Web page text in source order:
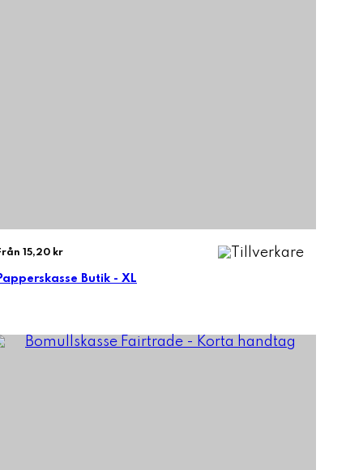
15,20 kr
Butik - XL